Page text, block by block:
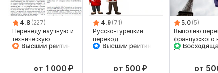
4.8 (227)
Переведу научную и
техническую
документацию с
от 1 000 ₽
4.9 (71)
Русско-турецкий
перевод
от 500 ₽
5.0 (5)
Выполню
французского
русский
от